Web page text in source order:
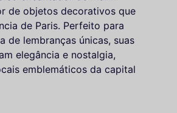
de objetos decorativos que
de Paris. Perfeito para
de lembranças únicas, suas
elegância e nostalgia,
emblemáticos da capital